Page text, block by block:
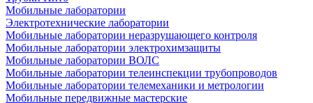
Мобильные лаборатории
Электротехнические лаборатории
Мобильные лаборатории неразрушающего контроля
Мобильные лаборатории электрохимзащиты
Мобильные лаборатории ВОЛС
Мобильные лаборатории телеинспекции трубопроводов
Мобильные лаборатории телемеханики и метрологии
Мобильные передвижные мастерские